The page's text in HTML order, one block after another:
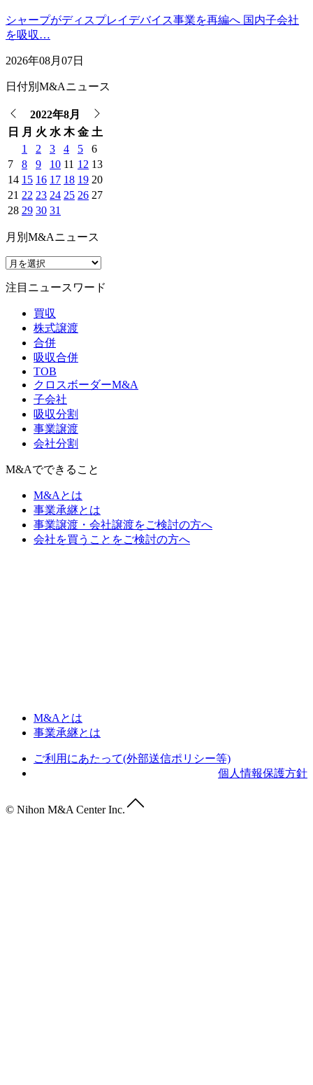
シャープがディスプレイデバイス事業を再編へ 国内子会社
を吸収…
2026年08月07日
日付別M&Aニュース
2022年8月
日 月 火 水 木 金 土
1
2 3 4 5
6
7
8 9 10 11 12 13
14 15 16 17 18 19 20
21 22 23 24 25 26 27
28 29 30 31
月別M&Aニュース
注目ニュースワード
買収
株式譲渡
合併
吸収合併
TOB
クロスボーダーM&A
子会社
吸収分割
事業譲渡
会社分割
M&Aでできること
M&Aとは
事業承継とは
事業譲渡・会社譲渡をご検討の方へ
会社を買うことをご検討の方へ
M&Aとは
事業承継とは
ご利用にあたって(外部送信ポリシー等)
個人情報保護方針
© Nihon M&A Center Inc.